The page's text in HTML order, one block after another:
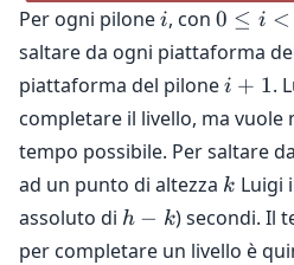
Per ogni pilonei
i, con 0
\le
<
N-
1
0 ≤ i <
saltare da ogni piattaforma
piattaforma del pilonei+1
i + 1.
completare il livello, ma
tempo possibile. Per saltare
ad un punto di altezza k
k Luigi
assoluto di h-
k
h − k) secondi. Il
per completare un livello è